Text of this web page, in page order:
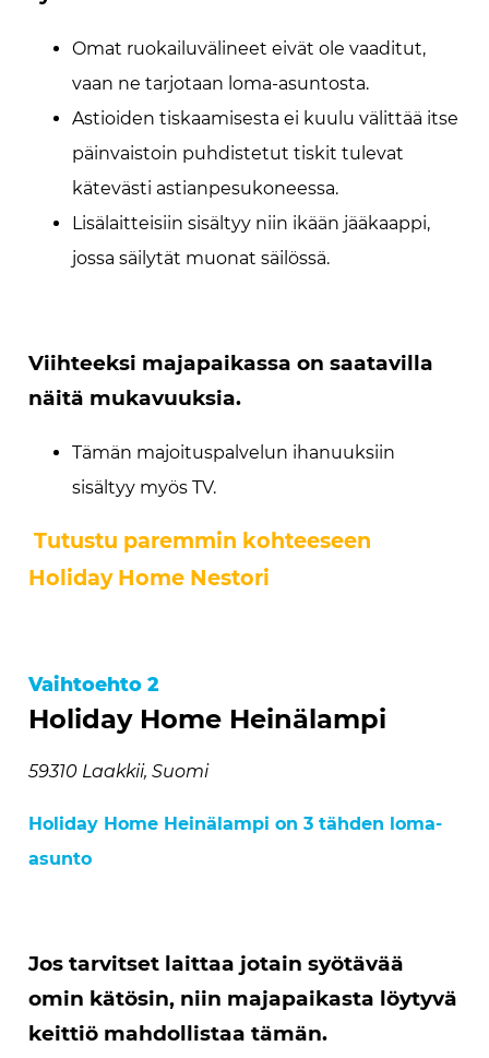
Omat ruokailuvälineet eivät ole vaaditut,
vaan ne tarjotaan loma-asuntosta.
Astioiden tiskaamisesta ei kuulu välittää itse
päinvaistoin puhdistetut tiskit tulevat
kätevästi astianpesukoneessa.
Lisälaitteisiin sisältyy niin ikään jääkaappi,
jossa säilytät muonat säilössä.
Viihteeksi majapaikassa on saatavilla
näitä mukavuuksia.
Tämän majoituspalvelun ihanuuksiin
sisältyy myös TV.
Tutustu paremmin kohteeseen
Holiday Home Nestori
Vaihtoehto 2
Holiday Home Heinälampi
59310 Laakkii, Suomi
Holiday Home Heinälampi on 3 tähden loma-
asunto
Jos tarvitset laittaa jotain syötävää
omin kätösin, niin majapaikasta löytyvä
keittiö mahdollistaa tämän.